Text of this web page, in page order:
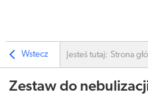
Wstecz Jesteś tutaj: Strona
Zestaw do